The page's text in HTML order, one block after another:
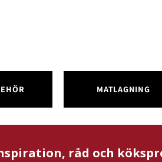
MATLAGNING
råd och